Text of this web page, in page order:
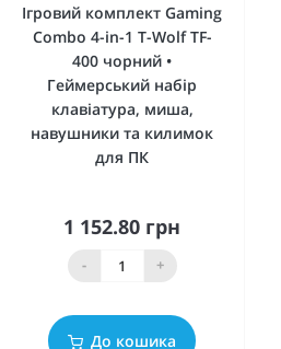
Ігровий комплект Gaming
Combo 4-in-1 T-Wolf TF-
400 чорний •
Геймерський набір
клавіатура, миша,
навушники та килимок
для ПК
1 152.80 грн
- +
До кошика